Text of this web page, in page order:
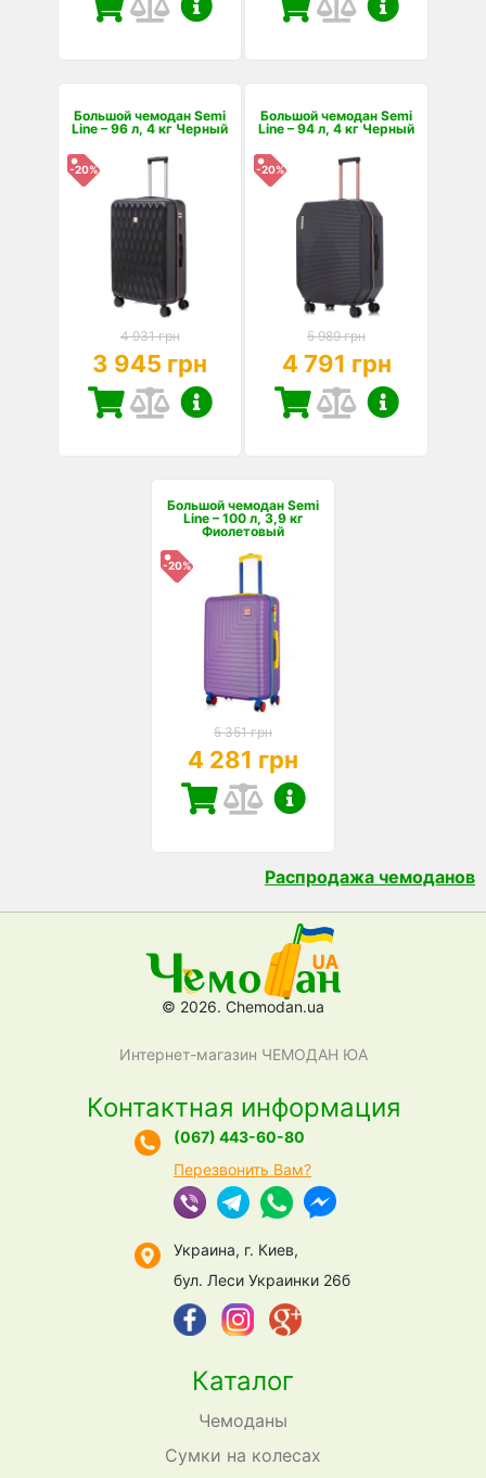
Большой чемодан Semi
Line – 96 л, 4 кг Черный
-20%
4 931 грн
3 945 грн
Большой чемодан Semi
Line – 94 л, 4 кг Черный
-20%
5 989 грн
4 791 грн
Большой чемодан Semi
Line – 100 л, 3,9 кг
Фиолетовый
-20%
5 351 грн
4 281 грн
Распродажа чемоданов
© 2026. Chemodan.ua
Интернет-магазин ЧЕМОДАН ЮА
Каталог
Чемоданы
Сумки на колесах
Контактная информация
(067) 443-60-80
Перезвонить Вам?
Украина, г. Киев,
бул. Леси Украинки 26б